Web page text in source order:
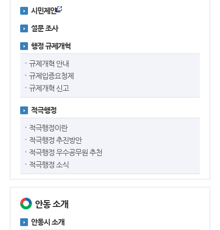
시민제안
설문 조사
행정 규제개혁
규제개혁 안내
규제입증요청제
규제개혁 신고
적극행정
적극행정이란
적극행정 추진방안
적극행정 우수공무원 추천
적극행정 소식
안동 소개
안동시 소개